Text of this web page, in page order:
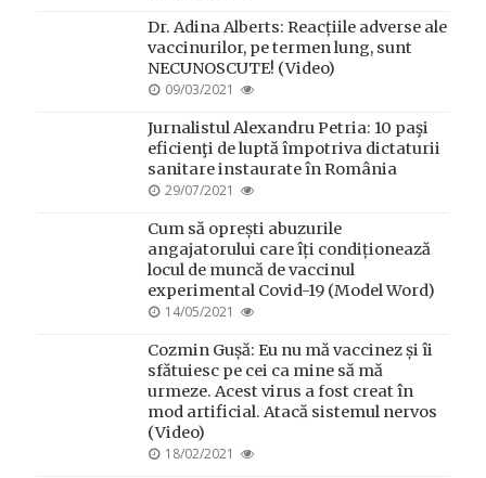
Dr. Adina Alberts: Reacțiile adverse ale
vaccinurilor, pe termen lung, sunt
NECUNOSCUTE! (Video)
POSTED
09/03/2021
Jurnalistul Alexandru Petria: 10 paşi
eficienţi de luptă împotriva dictaturii
sanitare instaurate în România
POSTED
29/07/2021
Cum să oprești abuzurile
angajatorului care îți condiționează
locul de muncă de vaccinul
experimental Covid-19 (Model Word)
POSTED
14/05/2021
Cozmin Gușă: Eu nu mă vaccinez și îi
sfătuiesc pe cei ca mine să mă
urmeze. Acest virus a fost creat în
mod artificial. Atacă sistemul nervos
(Video)
POSTED
18/02/2021